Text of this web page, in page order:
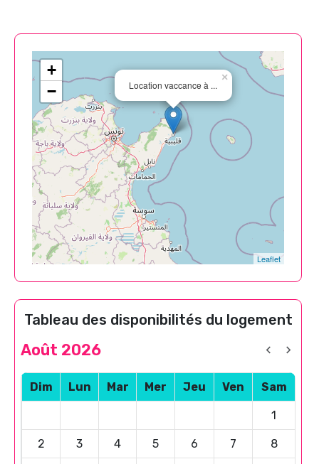
Location vaccance à ...
×
+
−
Leaflet
Tableau des disponibilités du logement
Août 2026
Dim Lun Mar Mer Jeu Ven Sam
1
2 3 4 5 6 7 8